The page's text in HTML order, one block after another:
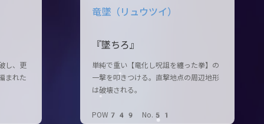
し、更
まれた
竜墜（リュウツイ）
『墜ちろ』
単純で重い【竜化し呪詛を纏った拳】の
一撃を叩きつける。直撃地点の周辺地形
は破壊される。
POW749 No.51